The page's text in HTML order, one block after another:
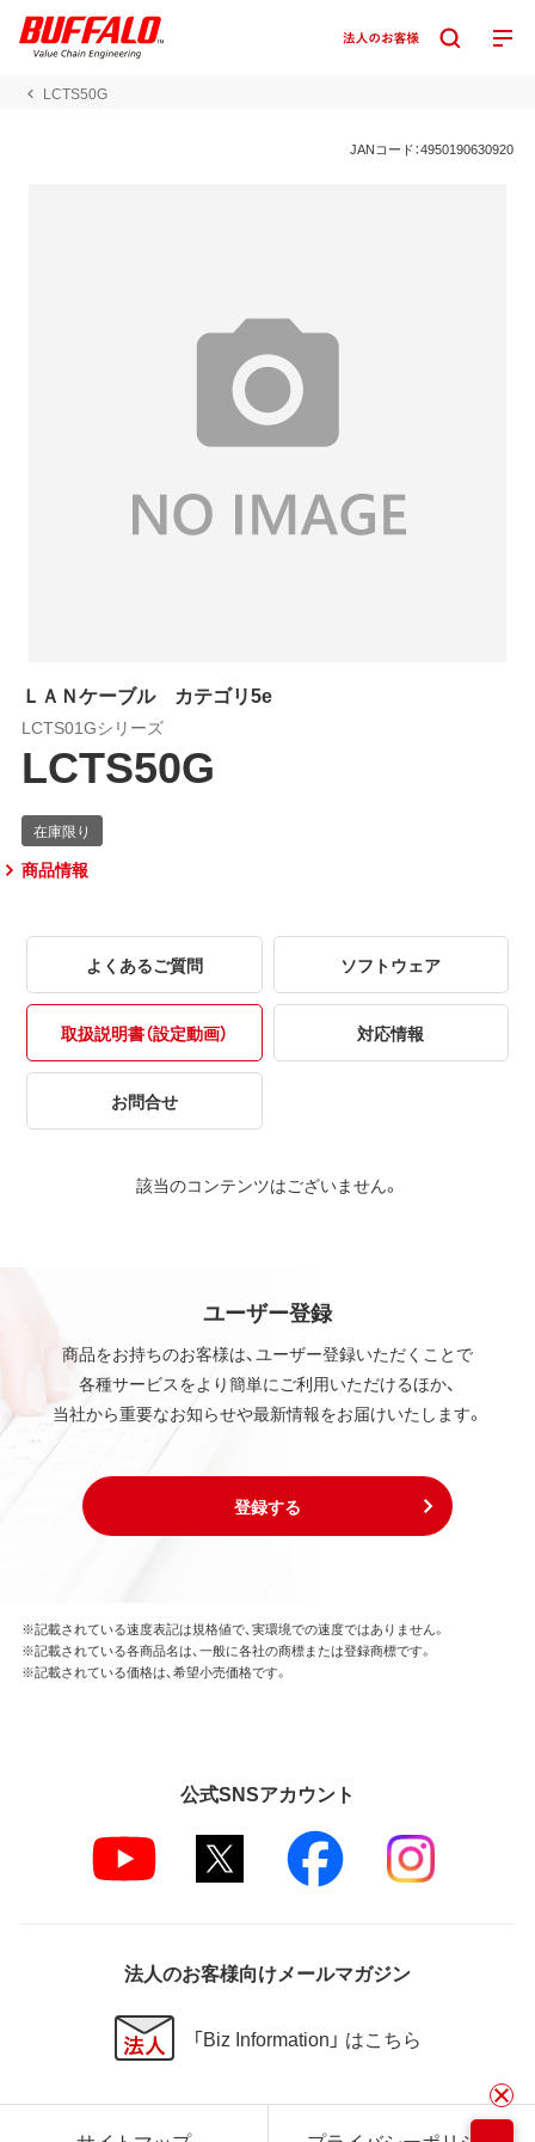
LCTS50G
JANコード：4950190630920
ＬＡＮケーブル カテゴリ5e
LCTS01Gシリーズ
LCTS50G
商品情報
よくあるご質問 ソフトウェア
取扱説明書（設定動画） 対応情報
お問合せ
該当のコンテンツはございません。
ユーザー登録
商品をお持ちのお客様は、ユーザー登録いただくことで
各種サービスをより簡単にご利用いただけるほか、
当社から重要なお知らせや最新情報をお届けいたします。
登録する
※記載されている速度表記は規格値で、実環境での速度ではありません。
※記載されている各商品名は、一般に各社の商標または登録商標です。
※記載されている価格は、希望小売価格です。
公式SNSアカウント
法人のお客様向けメールマガジン
「Biz Information」 はこちら